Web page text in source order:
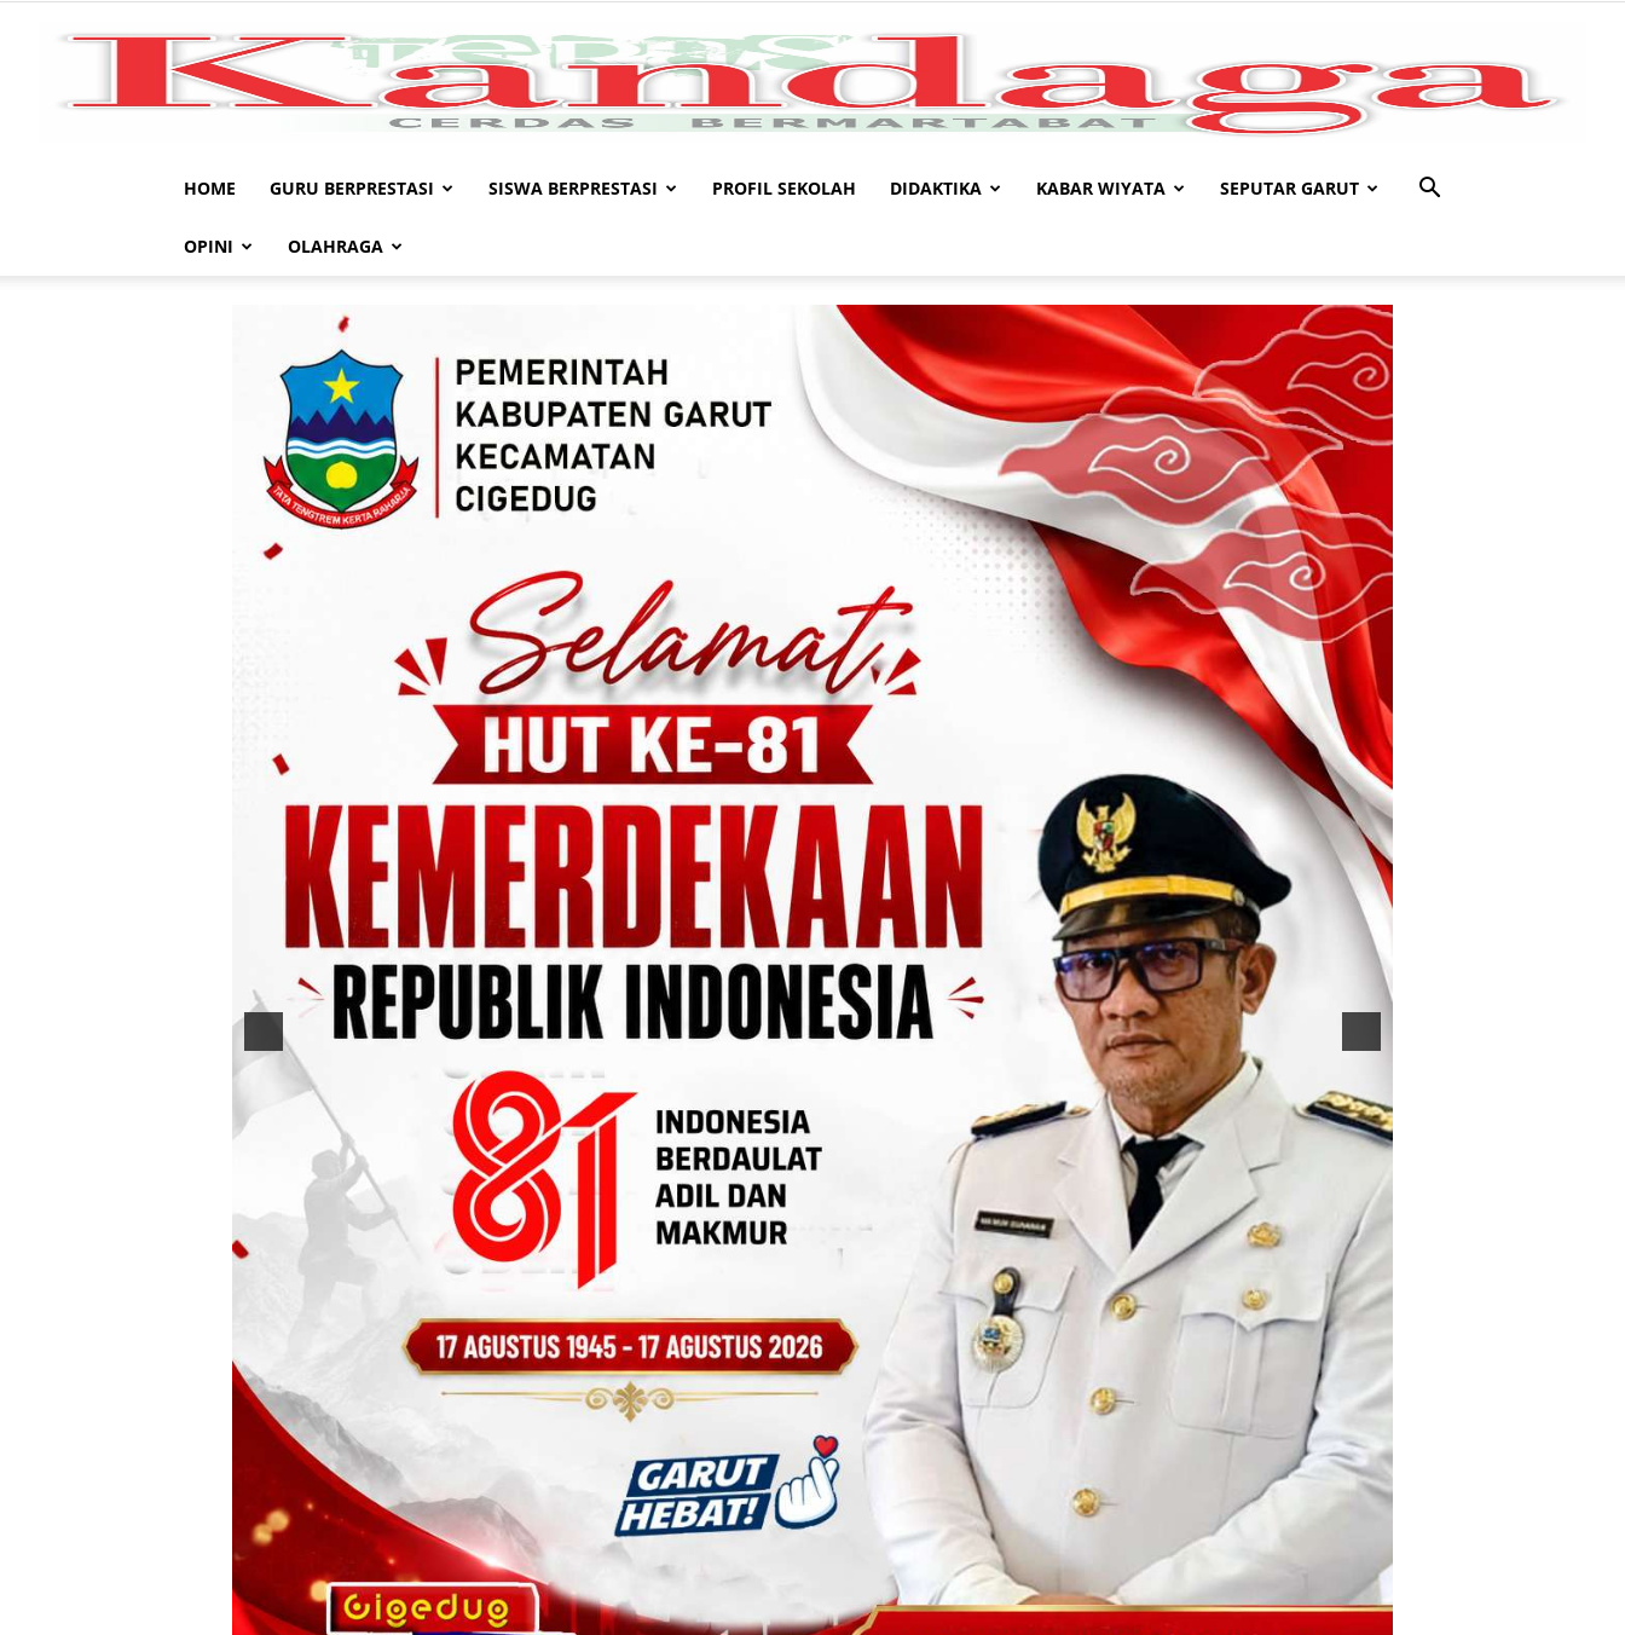
HOME GURU BERPRESTASI SISWA BERPRESTASI PROFIL SEKOLAH DIDAKTIKA KABAR WIYATA SEPUTAR GARUT
OPINI OLAHRAGA
Opini Ketika Selisih Nilai Terlalu Jauh: Refleksi Akademik terhadap Sistem Penjurian Ajang Inovasi,...
Ketika Selisih Nilai Terlalu Jauh: